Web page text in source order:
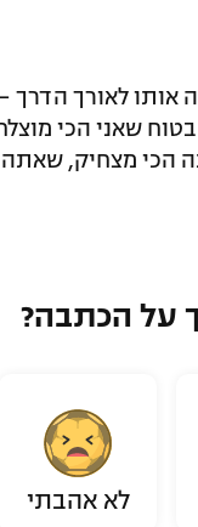
אותו לאורך הדרך
שאני הכי
הכי מצחיק,
על הכתבה?
לא אהבתי